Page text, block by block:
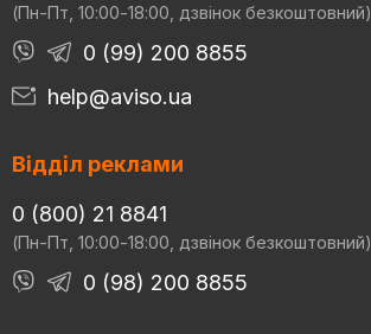
(Пн-Пт, 10:00-18:00, дзвінок безкоштовний)
0 (99) 200 8855
help@aviso.ua
Відділ реклами
0 (800) 21 8841
(Пн-Пт, 10:00-18:00, дзвінок безкоштовний)
0 (98) 200 8855